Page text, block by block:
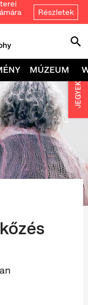
Részletek
MÚZEUM
JEGYEK